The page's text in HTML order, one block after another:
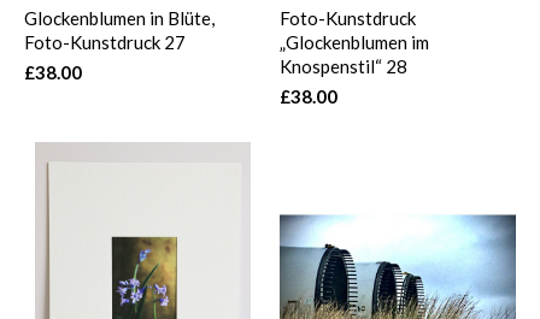
Glockenblumen in Blüte,
Foto-Kunstdruck 27
£38.00
Foto-Kunstdruck
„Glockenblumen im
Knospenstil“ 28
£38.00